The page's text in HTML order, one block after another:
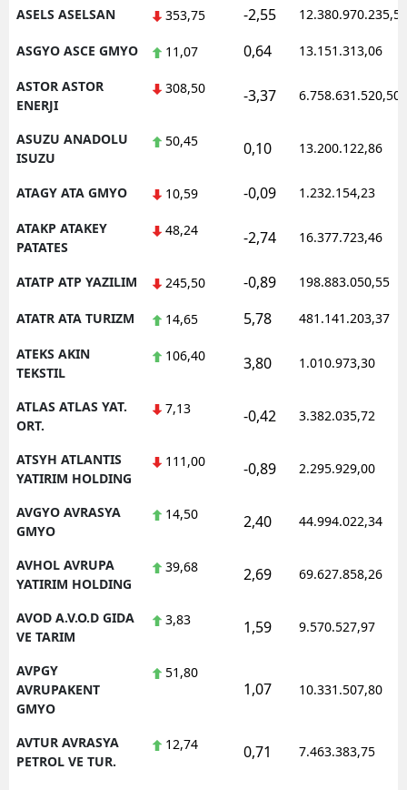
ASELS ASELSAN 353,75 -2,55 12.380.970.235,50
ASGYO ASCE GMYO 11,07 0,64 13.151.313,06
ASTOR ASTOR
ENERJI
308,50 -3,37 6.758.631.520,50
ASUZU ANADOLU
ISUZU
50,45 0,10 13.200.122,86
ATAGY ATA GMYO 10,59 -0,09 1.232.154,23
ATAKP ATAKEY
PATATES
48,24 -2,74 16.377.723,46
ATATP ATP YAZILIM 245,50 -0,89 198.883.050,55
ATATR ATA TURIZM 14,65 5,78 481.141.203,37
ATEKS AKIN
TEKSTIL
106,40 3,80 1.010.973,30
ATLAS ATLAS YAT.
ORT.
7,13 -0,42 3.382.035,72
ATSYH ATLANTIS
YATIRIM HOLDING
111,00 -0,89 2.295.929,00
AVGYO AVRASYA
GMYO
14,50 2,40 44.994.022,34
AVHOL AVRUPA
YATIRIM HOLDING
39,68 2,69 69.627.858,26
AVOD A.V.O.D GIDA
VE TARIM
3,83 1,59 9.570.527,97
AVPGY
AVRUPAKENT
GMYO
51,80
1,07 10.331.507,80
AVTUR AVRASYA
PETROL VE TUR.
12,74 0,71 7.463.383,75